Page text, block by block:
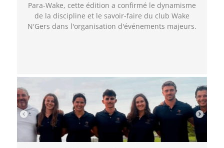
Para-Wake, cette édition a confirmé le dynamisme
de la discipline et le savoir-faire du club Wake
N'Gers dans l'organisation d'événements majeurs.